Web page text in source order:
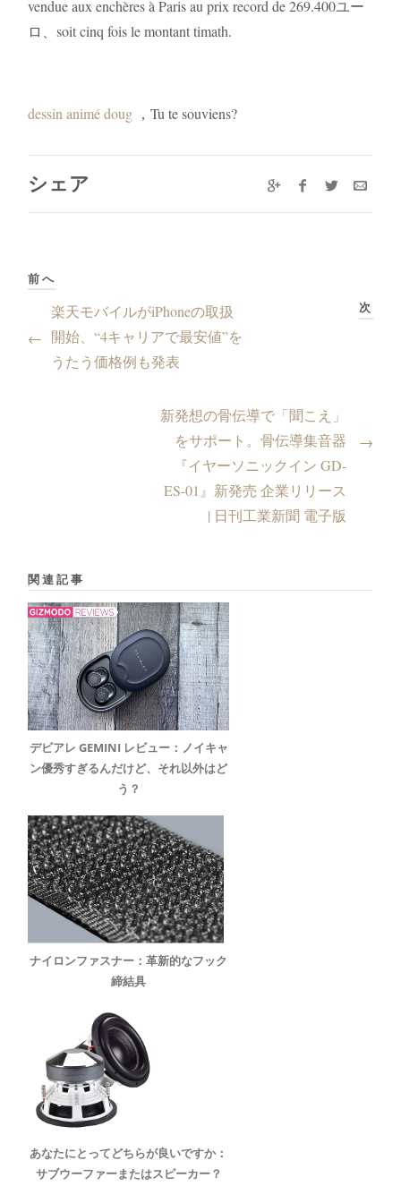
vendue aux enchères à Paris au prix record de 269.400ユー
ロ、soit cinq fois le montant timath.
dessin animé doug ，Tu te souviens?
シェア
前へ
←
楽天モバイルがiPhoneの取扱
開始、“4キャリアで最安値”を
うたう価格例も発表
次
新発想の骨伝導で「聞こえ」
をサポート。骨伝導集音器
『イヤーソニックイン GD-
ES-01』新発売 企業リリース
| 日刊工業新聞 電子版
→
関連記事
デビアレ GEMINI レビュー：ノイキャ
ン優秀すぎるんだけど、それ以外はど
う？
ナイロンファスナー：革新的なフック
締結具
あなたにとってどちらが良いですか：
サブウーファーまたはスピーカー？